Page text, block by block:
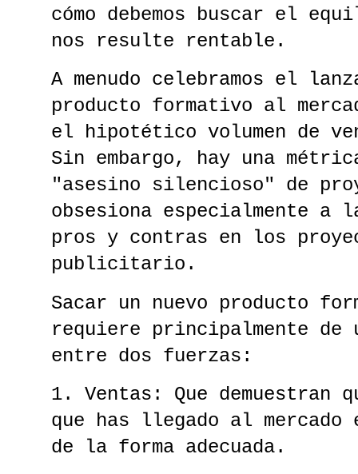
cómo debemos buscar el
nos resulte rentable.
A menudo celebramos el
producto formativo al
el hipotético volumen de
Sin embargo, hay una
"asesino silencioso" de
obsesiona especialmente
pros y contras en los
publicitario.
Sacar un nuevo producto
requiere principalmente
entre dos fuerzas:
1. Ventas: Que demuestran
que has llegado al mercado
de la forma adecuada.